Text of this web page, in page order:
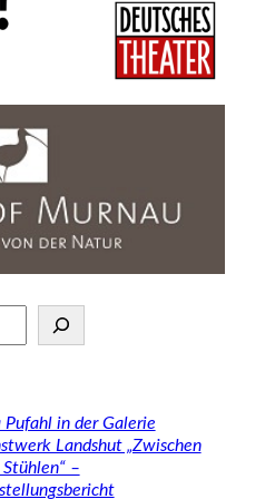
Pufahl in der Galerie
Landshut „Zwischen
–